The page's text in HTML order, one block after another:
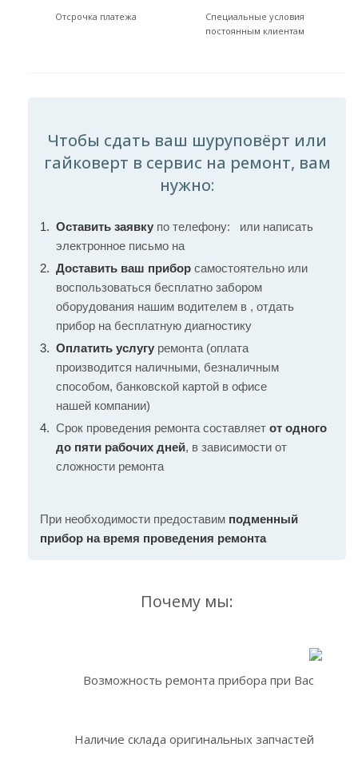
Отсрочка платежа
Специальные условия
постоянным клиентам
Чтобы сдать ваш шуруповёрт или
гайковерт в сервис на ремонт, вам
нужно:
Оставить заявку по телефону:
или написать
электронное письмо на
Доставить ваш прибор самостоятельно или
воспользоваться бесплатно забором
оборудования нашим водителем в , отдать
прибор на бесплатную диагностику
Оплатить услугу ремонта (оплата
производится наличными, безналичным
способом, банковской картой в офисе
нашей компании)
Срок проведения ремонта составляет от одного
до пяти рабочих дней, в зависимости от
сложности ремонта
При необходимости предоставим подменный
прибор на время проведения ремонта
Почему мы:
Возможность ремонта прибора при Вас
Наличие склада оригинальных запчастей